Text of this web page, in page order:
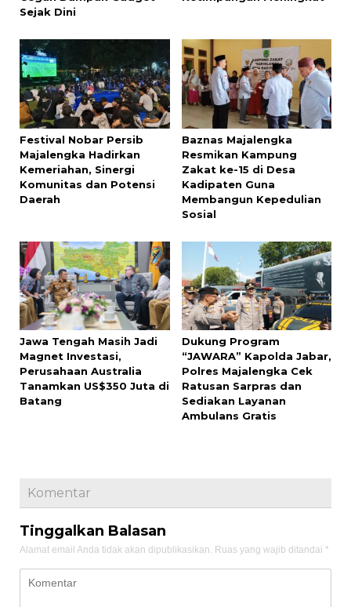
Sejak Dini
Festival Nobar Persib
Majalengka Hadirkan
Kemeriahan, Sinergi
Komunitas dan Potensi
Daerah
Baznas Majalengka
Resmikan Kampung
Zakat ke-15 di Desa
Kadipaten Guna
Membangun Kepedulian
Sosial
Jawa Tengah Masih Jadi
Magnet Investasi,
Perusahaan Australia
Tanamkan US$350 Juta di
Batang
Dukung Program
“JAWARA” Kapolda Jabar,
Polres Majalengka Cek
Ratusan Sarpras dan
Sediakan Layanan
Ambulans Gratis
Komentar
Tinggalkan Balasan
Alamat email Anda tidak akan dipublikasikan. Ruas yang wajib ditandai *